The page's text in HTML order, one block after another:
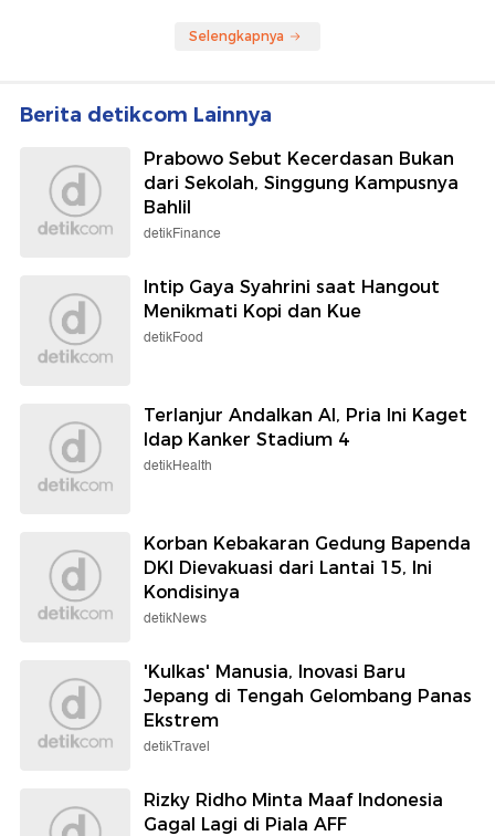
Selengkapnya
Berita detikcom Lainnya
Prabowo Sebut Kecerdasan Bukan
dari Sekolah, Singgung Kampusnya
Bahlil
detikFinance
Intip Gaya Syahrini saat Hangout
Menikmati Kopi dan Kue
detikFood
Terlanjur Andalkan AI, Pria Ini Kaget
Idap Kanker Stadium 4
detikHealth
Korban Kebakaran Gedung Bapenda
DKI Dievakuasi dari Lantai 15, Ini
Kondisinya
detikNews
'Kulkas' Manusia, Inovasi Baru
Jepang di Tengah Gelombang Panas
Ekstrem
detikTravel
Rizky Ridho Minta Maaf Indonesia
Gagal Lagi di Piala AFF